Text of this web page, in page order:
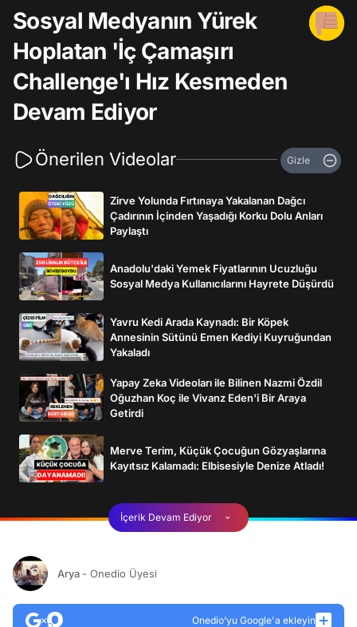
Sosyal Medyanın Yürek
Hoplatan 'İç Çamaşırı
Challenge'ı Hız Kesmeden
Devam Ediyor
Önerilen Videolar Gizle
Zirve Yolunda Fırtınaya Yakalanan Dağcı
Çadırının İçinden Yaşadığı Korku Dolu Anları
Paylaştı
Anadolu'daki Yemek Fiyatlarının Ucuzluğu
Sosyal Medya Kullanıcılarını Hayrete Düşürdü
Yavru Kedi Arada Kaynadı: Bir Köpek
Annesinin Sütünü Emen Kediyi Kuyruğundan
Yakaladı
Yapay Zeka Videoları ile Bilinen Nazmi Özdil
Oğuzhan Koç ile Vivanz Eden'i Bir Araya
Getirdi
Merve Terim, Küçük Çocuğun Gözyaşlarına
Kayıtsız Kalamadı: Elbisesiyle Denize Atladı!
İçerik Devam Ediyor
Arya - Onedio Üyesi
Onedio’yu Google'a ekleyin